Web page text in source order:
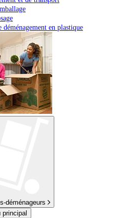
déménagement en plastique
déménageurs
principal